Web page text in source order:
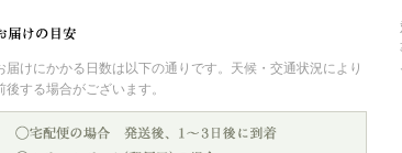
届けにかかる日数は以下の通りです。天候・交通状況により
後する場合がございます。